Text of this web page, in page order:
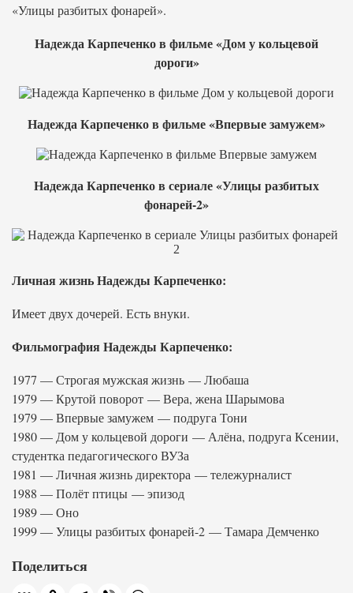
«Улицы разбитых фонарей».
Надежда Карпеченко в фильме «Дом у кольцевой
дороги»
Надежда Карпеченко в фильме «Впервые замужем»
Надежда Карпеченко в сериале «Улицы разбитых
фонарей-2»
Личная жизнь Надежды Карпеченко:
Имеет двух дочерей. Есть внуки.
Фильмография Надежды Карпеченко:
1977 — Строгая мужская жизнь — Любаша
1979 — Крутой поворот — Вера, жена Шарымова
1979 — Впервые замужем — подруга Тони
1980 — Дом у кольцевой дороги — Алёна, подруга Ксении,
студентка педагогического ВУЗа
1981 — Личная жизнь директора — тележурналист
1988 — Полёт птицы — эпизод
1989 — Оно
1999 — Улицы разбитых фонарей-2 — Тамара Демченко
Поделиться